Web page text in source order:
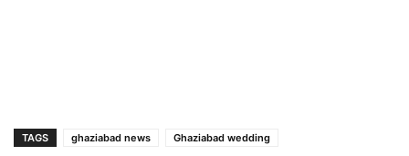
TAGS ghaziabad news Ghaziabad wedding